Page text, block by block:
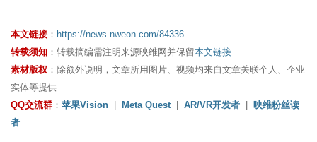
本文链接 ： https://news.nweon.com/84336
转载须知 ：转载摘编需注明来源映维网并保留本文链接
素材版权 ：除额外说明，文章所用图片、视频均来自文章关联个人、企业
实体等提供
QQ交流群 ： 苹果Vision Meta Quest| AR/VR开发者
映维粉丝读
者